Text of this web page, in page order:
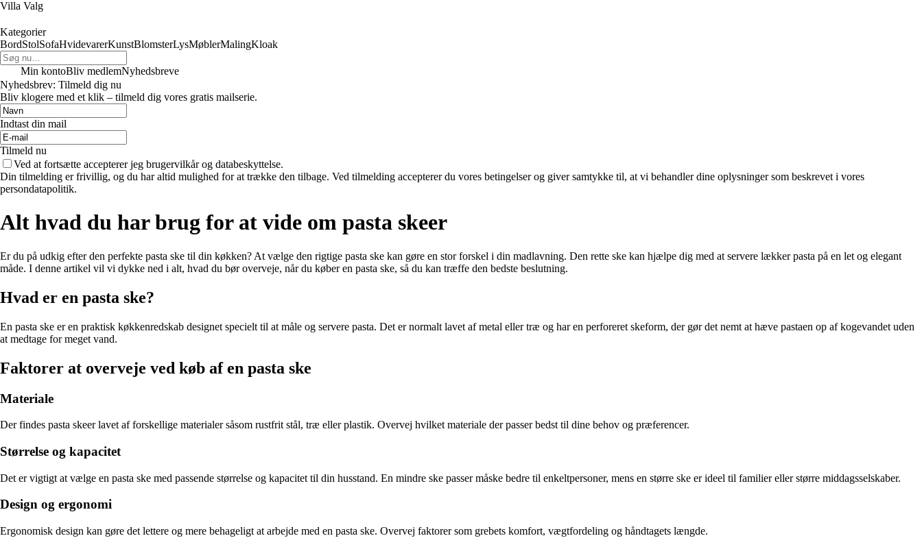
Villa Valg
Kategorier
BordStolSofaHvidevarerKunstBlomsterLysMøblerMalingKloak
Min kontoBliv medlemNyhedsbreve
Nyhedsbrev: Tilmeld dig nu
Bliv klogere med et klik – tilmeld dig vores gratis mailserie.
Indtast din mail
Tilmeld nu
Ved at fortsætte accepterer jeg brugervilkår og databeskyttelse.
Din tilmelding er frivillig, og du har altid mulighed for at trække den tilbage. Ved tilmelding accepterer du vores betingelser og giver samtykke til, at vi behandler dine oplysninger som beskrevet i vores
persondatapolitik.
Alt hvad du har brug for at vide om pasta skeer
Er du på udkig efter den perfekte pasta ske til din køkken? At vælge den rigtige pasta ske kan gøre en stor forskel i din madlavning. Den rette ske kan hjælpe dig med at servere lækker pasta på en let og elegant
måde. I denne artikel vil vi dykke ned i alt, hvad du bør overveje, når du køber en pasta ske, så du kan træffe den bedste beslutning.
Hvad er en pasta ske?
En pasta ske er en praktisk køkkenredskab designet specielt til at måle og servere pasta. Det er normalt lavet af metal eller træ og har en perforeret skeform, der gør det nemt at hæve pastaen op af kogevandet uden
at medtage for meget vand.
Faktorer at overveje ved køb af en pasta ske
Materiale
Der findes pasta skeer lavet af forskellige materialer såsom rustfrit stål, træ eller plastik. Overvej hvilket materiale der passer bedst til dine behov og præferencer.
Størrelse og kapacitet
Det er vigtigt at vælge en pasta ske med passende størrelse og kapacitet til din husstand. En mindre ske passer måske bedre til enkeltpersoner, mens en større ske er ideel til familier eller større middagsselskaber.
Design og ergonomi
Ergonomisk design kan gøre det lettere og mere behageligt at arbejde med en pasta ske. Overvej faktorer som grebets komfort, vægtfordeling og håndtagets længde.